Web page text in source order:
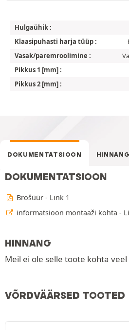
Hulgaühik :
Klaasipuhasti harja tüüp :
Vasak/paremroolimine :
Pikkus 1 [mm] :
Pikkus 2 [mm] :
DOKUMENTATSIOON HINNANG
DOKUMENTATSIOON
Brošüür - Link 1
informatsioon montaaži kohta -
HINNANG
Meil ei ole selle toote kohta
VÕRDVÄÄRSED TOOTED